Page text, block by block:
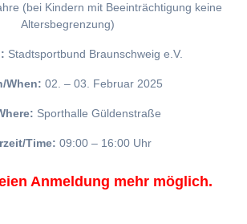
(bei Kindern mit Beeinträchtigung keine
Altersbegrenzung)
Stadtsportbund Braunschweig e.V.
When: 02. – 03. Februar 2025
Sporthalle Güldenstraße
Time: 09:00 – 16:00 Uhr
Anmeldung mehr möglich.